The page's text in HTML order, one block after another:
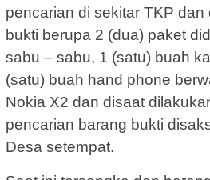
pencarian di sekitar TKP
bukti berupa 2 (dua) paket
sabu – sabu, 1 (satu) buah
(satu) buah hand phone
Nokia X2 dan disaat
pencarian barang bukti
Desa setempat.